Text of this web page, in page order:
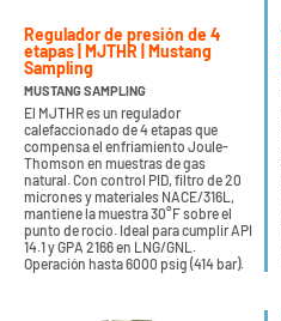
Regulador de presión de 4
etapas | MJTHR | Mustang
Sampling
MUSTANG SAMPLING
El MJTHR es un regulador
calefaccionado de 4 etapas que
compensa el enfriamiento Joule-
Thomson en muestras de gas
natural. Con control PID, filtro de 20
micrones y materiales NACE/316L,
mantiene la muestra 30°F sobre el
punto de rocío. Ideal para cumplir API
14.1 y GPA 2166 en LNG/GNL.
Operación hasta 6000 psig (414 bar).